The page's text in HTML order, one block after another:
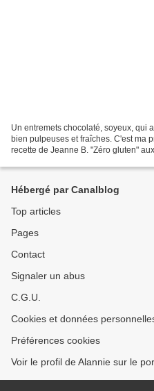
Un entremets chocolaté, soyeux, qui
bien pulpeuses et fraîches. C'est ma
recette de Jeanne B. "Zéro gluten"
Hébergé par Canalblog
Top articles
Pages
Contact
Signaler un abus
C.G.U.
Cookies et données
Préférences cookies
Voir le profil de Alannie sur le